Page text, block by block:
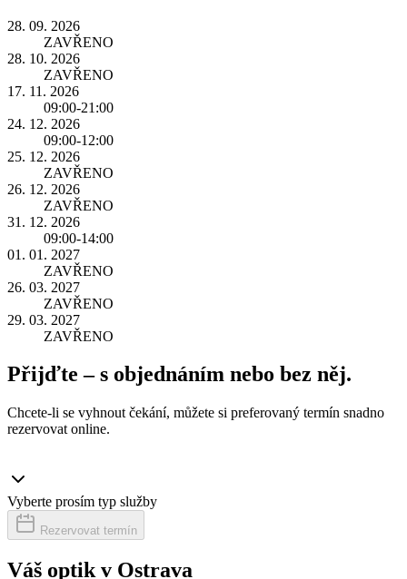
28. 09. 2026
ZAVŘENO
28. 10. 2026
ZAVŘENO
17. 11. 2026
09:00-21:00
24. 12. 2026
09:00-12:00
25. 12. 2026
ZAVŘENO
26. 12. 2026
ZAVŘENO
31. 12. 2026
09:00-14:00
01. 01. 2027
ZAVŘENO
26. 03. 2027
ZAVŘENO
29. 03. 2027
ZAVŘENO
Přijďte – s objednáním nebo bez něj.
Chcete-li se vyhnout čekání, můžete si preferovaný termín snadno
rezervovat online.
Vyberte prosím typ služby
Rezervovat termín
Váš optik v Ostrava